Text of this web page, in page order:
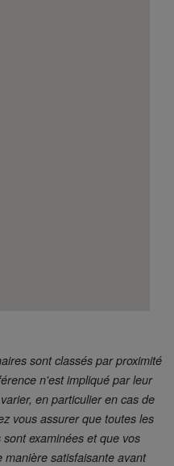
sont classés par proximité
n'est impliqué par leur
en particulier en cas de
vous assurer que toutes les
examinées et que vos
satisfaisante avant